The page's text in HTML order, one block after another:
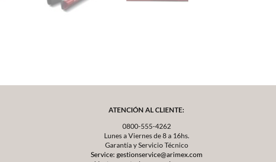
ATENCIÓN AL CLIENTE:
0800-555-4262
Lunes a Viernes de 8 a 16hs.
Garantía y Servicio Técnico
Service: gestionservice@arimex.com